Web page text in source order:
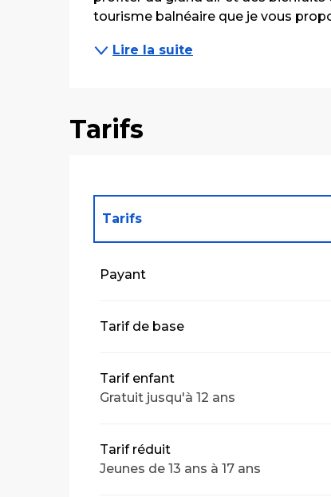
tourisme balnéaire que je vous
Lire la suite
Tarifs
Tarifs
Payant
Tarif de base
Tarif enfant
Gratuit jusqu'à 12 ans
Tarif réduit
Jeunes de 13 ans à 17 ans